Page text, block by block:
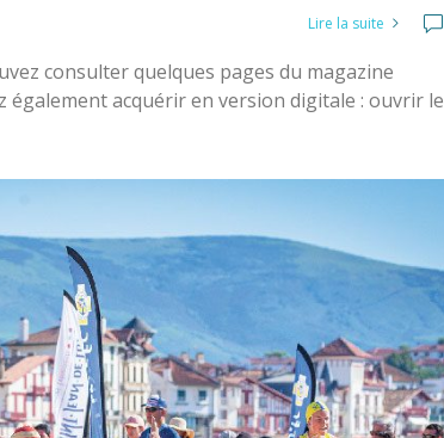
Lire la suite
consulter quelques pages du magazine
acquérir en version digitale : ouvrir le